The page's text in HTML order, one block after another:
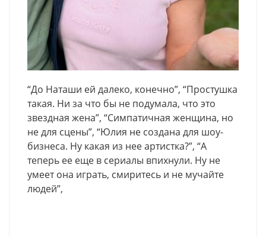
“До Наташи ей далеко, конечно”, “Простушка
такая. Ни за что бы не подумала, что это
звездная жена”, “Симпатичная женщина, но
не для сцены”, “Юлия не создана для шоу-
бизнеса. Ну какая из нее артистка?”, “А
теперь ее еще в сериалы впихнули. Ну не
умеет она играть, смиритесь и не мучайте
людей”,